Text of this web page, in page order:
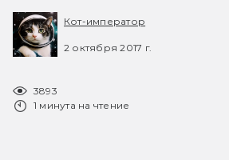
Кот-император
2 октября 2017 г.
3893
1 минута на чтение